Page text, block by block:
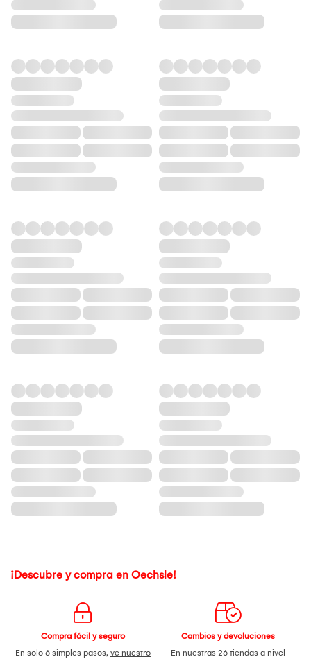
¡Descubre y compra en Oechsle!
Compra fácil y seguro
En solo 6 simples pasos, ve nuestro
Cambios y devoluciones
En nuestras 26 tiendas a nivel